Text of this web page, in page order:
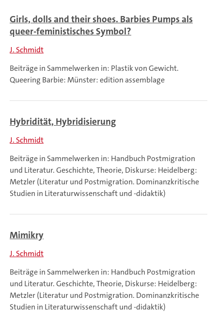
Girls, dolls and their shoes. Barbies Pumps als
queer-feministisches Symbol?
J. Schmidt
Beiträge in Sammelwerken in: Plastik von Gewicht.
Queering Barbie: Münster: edition assemblage
Hybridität, Hybridisierung
J. Schmidt
Beiträge in Sammelwerken in: Handbuch Postmigration
und Literatur. Geschichte, Theorie, Diskurse: Heidelberg:
Metzler (Literatur und Postmigration. Dominanzkritische
Studien in Literaturwissenschaft und -didaktik)
Mimikry
J. Schmidt
Beiträge in Sammelwerken in: Handbuch Postmigration
und Literatur. Geschichte, Theorie, Diskurse: Heidelberg:
Metzler (Literatur und Postmigration. Dominanzkritische
Studien in Literaturwissenschaft und -didaktik)